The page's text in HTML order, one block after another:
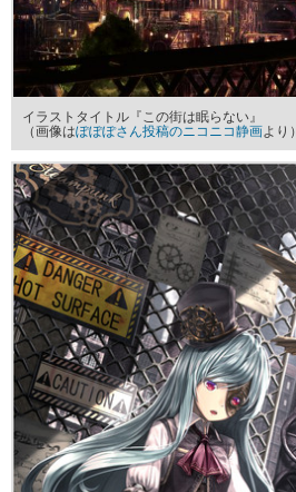
イラストタイトル『この街は眠らない』
（画像はぽぽぽさん投稿のニコニコ静画より）